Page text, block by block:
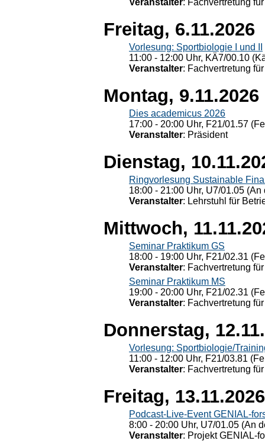
Veranstalter: Fachvertretung
Freitag, 6.11.2026
Vorlesung: Sportbiologie I und II
11:00 - 12:00 Uhr, KÄ7/00.10
Veranstalter: Fachvertretung
Montag, 9.11.2026
Dies academicus 2026
17:00 - 20:00 Uhr, F21/01.57
Veranstalter: Präsident
Dienstag,
Ringvorlesung Sustainable
18:00 - 21:00 Uhr, U7/01.05
Veranstalter: Lehrstuhl für
Mittwoch,
Seminar Praktikum GS
18:00 - 19:00 Uhr, F21/02.31
Veranstalter: Fachvertretung
Seminar Praktikum MS
19:00 - 20:00 Uhr, F21/02.31
Veranstalter: Fachvertretung
Donnerstag,
Vorlesung: Sportbiologie/
11:00 - 12:00 Uhr, F21/03.81
Veranstalter: Fachvertretung
Freitag, 13.11.2026
Podcast-Live-Event GENIAL-
8:00 - 20:00 Uhr, U7/01.05 (An
Veranstalter: Projekt GENIAL-